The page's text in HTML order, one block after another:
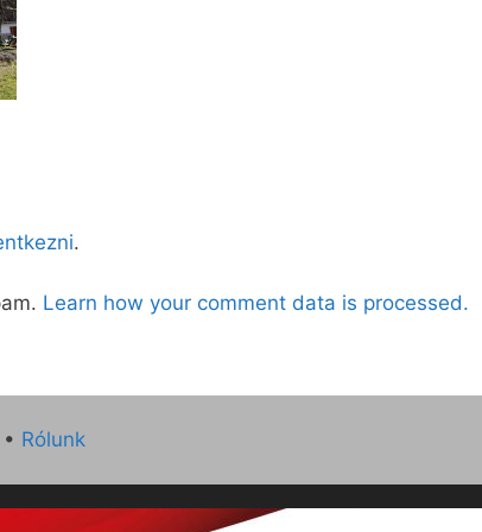
.
Learn how your comment data is processed.
• Rólunk